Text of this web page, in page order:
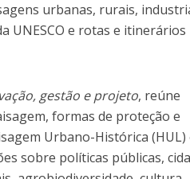
urbanas, rurais,
UNESCO e rotas e itinerários
gestão e projeto, reúne
formas de proteção e
Urbano-Histórica (HUL)
sobre políticas públicas,